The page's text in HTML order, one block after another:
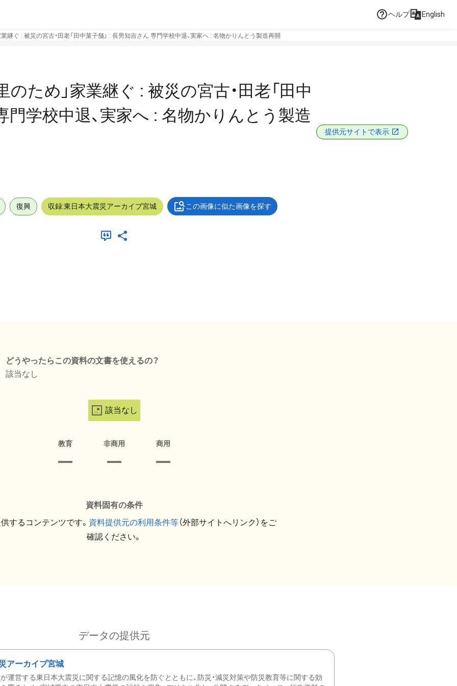
ヘルプ English
継ぐ : 被災の宮古・田老「田中菓子舗」 : 長男知吉さん 専門学校中退、実家へ : 名物かりんとう製造再開
ため」家業継ぐ : 被災の宮古・田老「田中
門学校中退、実家へ : 名物かりんとう製造
提供元サイトで表示
復興 収録:東日本大震災アーカイブ宮城 この画像に似た画像を探す
どうやったらこの資料の文書を使えるの？
該当なし
該当なし
教育 非商用 商用
資料固有の条件
するコンテンツです。 資料提供元の利用条件等（外部サイトへリンク）をご
確認ください。
データの提供元
アーカイブ宮城
運営する東日本大震災に関する記憶の風化を防ぐとともに、防災・減災対策や防災教育等に関する効